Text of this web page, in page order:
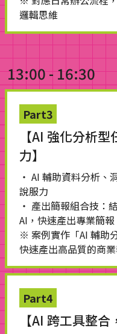
邏輯思維
13:00 - 16:30
Part3
【AI 強化分析
力】
・ AI 輔助資料分析、
說服力
・ 產出簡報組合技：
AI，快速產出專業簡報
※ 案例實作「AI 輔助
快速產出高品質的商
Part4
【AI 跨工具整